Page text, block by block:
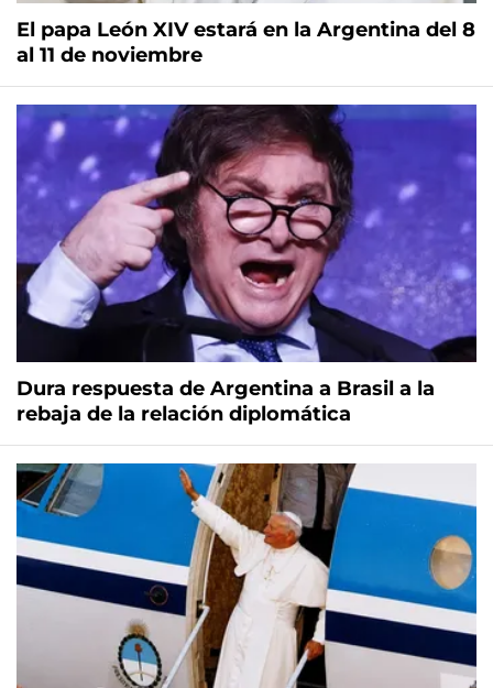
El papa León XIV estará en la Argentina del 8
al 11 de noviembre
Dura respuesta de Argentina a Brasil a la
rebaja de la relación diplomática